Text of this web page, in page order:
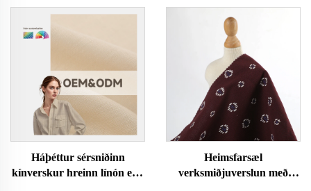
Hjálparlínur
Fatnaður Konur og
Karlafatnaður Dress Efni
fyrir Klæði
Háþéttur sérsniðinn
kínverskur hreinn línón efni
Heimsfarsæl
verksmiðjuverslun með